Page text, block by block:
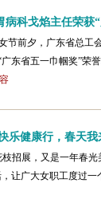
病科戈焰主任荣获
节前夕，广东省总工
东省五一巾帼奖”荣
乐健康行，春天我
展，又是一年春光
让广大女职工度过